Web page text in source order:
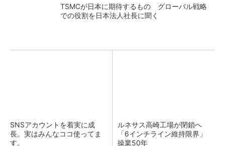
TSMCが日本に期待するもの グローバル戦略
での役割を日本法人社長に聞く
SNSアカウントを着実に成
長。実はみんなココ使ってま
す。
ルネサス高崎工場が閉鎖へ
「6インチライン維持限界」
操業50年